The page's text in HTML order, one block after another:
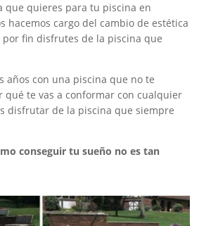
que quieres para tu piscina en
hacemos cargo del cambio de estética
fin disfrutes de la piscina que
años con una piscina que no te
qué te vas a conformar con cualquier
disfrutar de la piscina que siempre
conseguir tu sueño no es tan